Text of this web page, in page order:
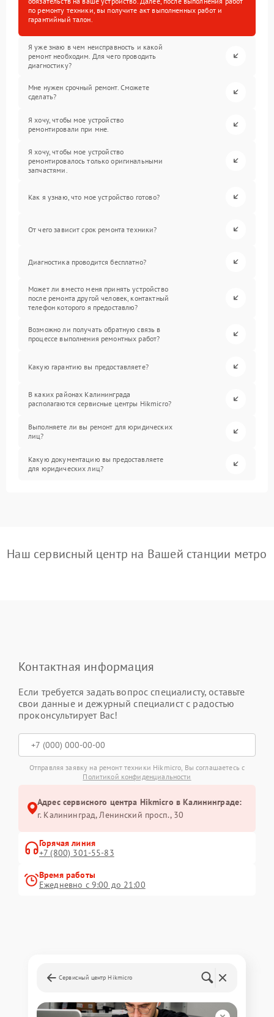
по ремонту техники, вы получите акт выполненных работ и
гарантийный талон.
Я уже знаю в чем неисправность и какой
ремонт необходим. Для чего проводить
диагностику?
Мне нужен срочный ремонт. Сможете
сделать?
Я хочу, чтобы мое устройство
ремонтировали при мне.
Я хочу, чтобы мое устройство
ремонтировалось только оригинальными
запчастями.
Как я узнаю, что мое устройство готово?
От чего зависит срок ремонта техники?
Диагностика проводится бесплатно?
Может ли вместо меня принять устройство
после ремонта другой человек, контактный
телефон которого я предоставлю?
Возможно ли получать обратную связь в
процессе выполнения ремонтных работ?
Какую гарантию вы предоставляете?
В каких районах Калининграда
располагаются сервисные центры Hikmicro?
Выполняете ли вы ремонт для юридических
лиц?
Какую документацию вы предоставляете
для юридических лиц?
Наш сервисный центр на Вашей станции метро
Контактная информация
Если требуется задать вопрос специалисту, оставьте
свои данные и дежурный специалист с радостью
проконсультирует Вас!
Отправляя заявку на ремонт техники Hikmicro, Вы соглашаетесь с
Политикой конфиденциальности
Адрес сервисного центра Hikmicro в Калининграде:
г. Калининград, Ленинский просп., 30
Горячая линия
+7 (800) 301-55-83
Время работы
Ежедневно с 9:00 до 21:00
Сервисный центр Hikmicro